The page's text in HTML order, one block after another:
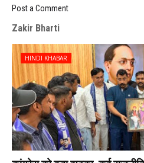
Post a Comment
Zakir Bharti
HINDI KHABAR